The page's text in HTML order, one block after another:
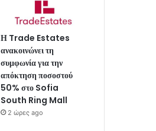
Η Trade Estates
ανακοινώνει τη
συμφωνία για την
απόκτηση ποσοστού
50% στο Sofia
South Ring Mall
2 ώρες ago